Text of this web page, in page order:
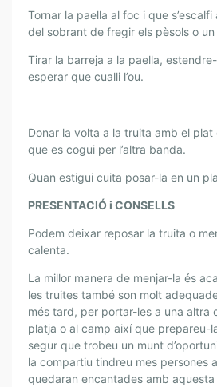
Tornar la paella al foc i que s’escalfi
del sobrant de fregir els pèsols o un
Tirar la barreja a la paella,
esperar que cualli l’ou.
Donar la volta a la truita amb el
que es cogui per l’altra banda.
Quan estigui cuita posar-la en un
PRESENTACIÓ i CONSELLS
Podem deixar reposar la truita o
calenta.
La millor manera de menjar-la és
les truites també son molt
més tard, per portar-les a una altra
platja o al camp així que prepareu-
segur que trobeu un munt
la compartiu tindreu mes persones
quedaran encantades amb